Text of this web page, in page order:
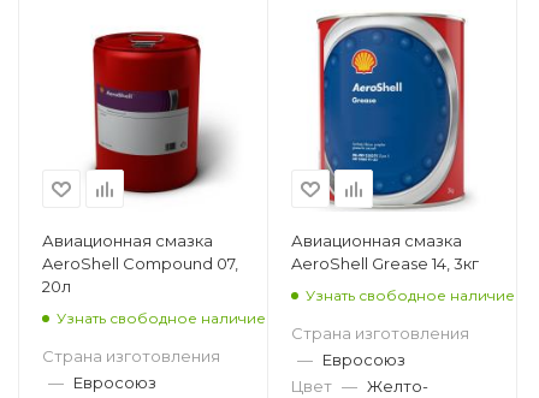
Авиационная смазка
AeroShell Compound 07,
20л
Узнать свободное наличие
Страна изготовления
— Евросоюз
Авиационная смазка
AeroShell Grease 14, 3кг
Узнать свободное наличие
Страна изготовления
— Евросоюз
Цвет — Желто-